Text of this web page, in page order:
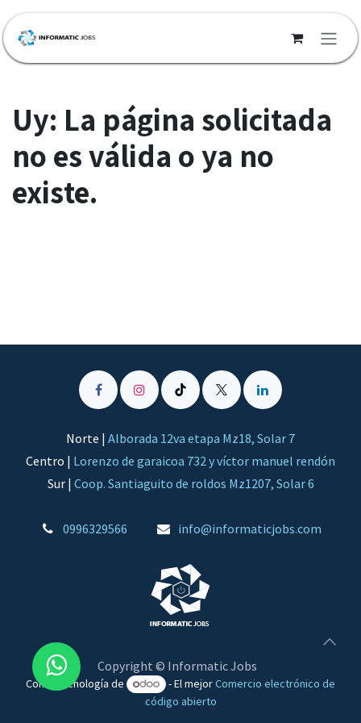
Ir al contenido
Uy: La página solicitada
no es válida o ya no
existe.
Norte | Alborada 12va etapa Mz18, Solar 7
Centro | Lorenzo de garaicoa 732 y víctor manuel rendón
Sur | Coop. Santiaguito de roldos Mz1207, Solar 6
0996329566 ​info@informaticjobs.com
Copyright © Informatic Jobs
Con la tecnología de - El mejorComercio electrónico de
código abierto